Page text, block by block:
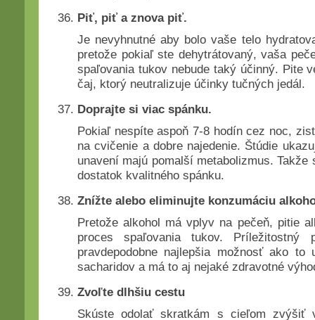
Piť, piť a znova piť.
Je nevyhnutné aby bolo vaše telo
pretože pokiaľ ste dehytrátovaný, vaša
spaľovania tukov nebude taký účinný. Pite
čaj, ktorý neutralizuje účinky tučných jedál.
Doprajte si viac spánku.
Pokiaľ nespíte aspoň 7-8 hodín cez noc,
na cvičenie a dobre najedenie. Štúdie
unavení majú pomalší metabolizmus.
dostatok kvalitného spánku.
Znížte alebo eliminujte konzumáciu
Pretože alkohol má vplyv na pečeň, pitie
proces spaľovania tukov. Príležitostný
pravdepodobne najlepšia možnosť ako
sacharidov a má to aj nejaké zdravotné
Zvoľte dlhšiu cestu
Skúste odolať skratkám s cieľom zvýšiť